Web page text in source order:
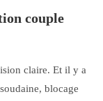
couple
claire. Et il y a
blocage